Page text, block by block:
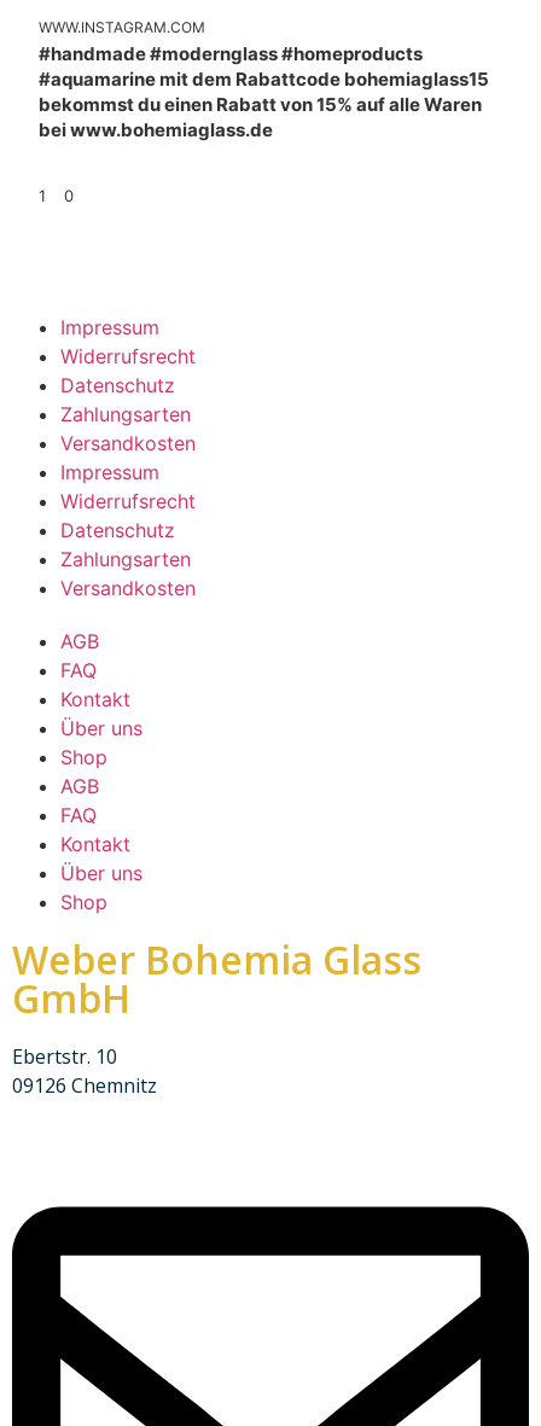
WWW.INSTAGRAM.COM
#handmade #modernglass #homeproducts
#aquamarine mit dem Rabattcode bohemiaglass15
bekommst du einen Rabatt von 15% auf alle Waren
bei www.bohemiaglass.de
1 0
Impressum
Widerrufsrecht
Datenschutz
Zahlungsarten
Versandkosten
Impressum
Widerrufsrecht
Datenschutz
Zahlungsarten
Versandkosten
AGB
FAQ
Kontakt
Über uns
Shop
AGB
FAQ
Kontakt
Über uns
Shop
Weber Bohemia Glass
GmbH
Ebertstr. 10
09126 Chemnitz